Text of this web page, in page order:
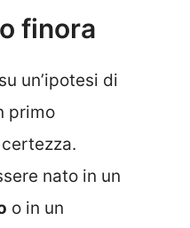
finora
un’ipotesi di
primo
nato in un
o in un